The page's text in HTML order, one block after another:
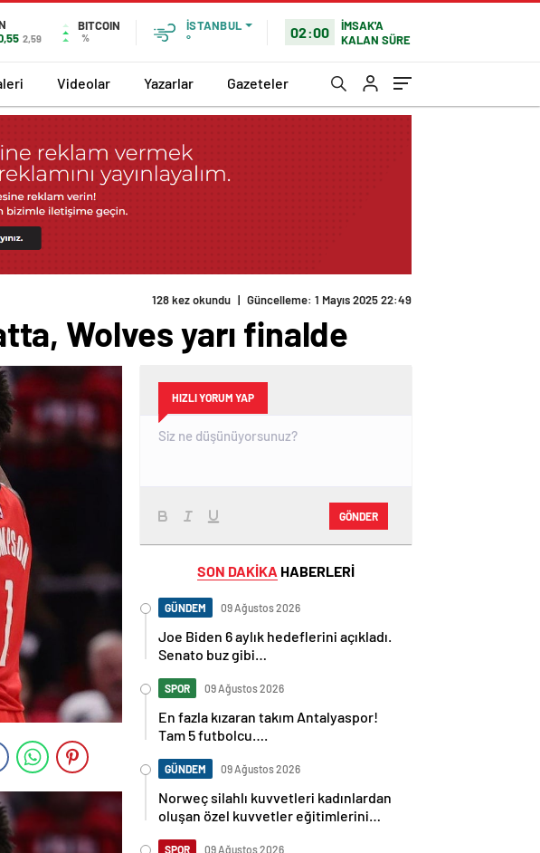
2,59
BITCOIN
%
İSTANBUL
°
02:00
İMSAK'A
KALAN SÜRE
Videolar Yazarlar Gazeteler
128 kez okundu | Güncelleme: 1 Mayıs 2025 22:49
Wolves yarı finalde
HIZLI YORUM YAP
GÖNDER
SON DAKİKA HABERLERİ
GÜNDEM 09 Ağustos 2026
Joe Biden 6 aylık hedeflerini açıkladı.
Senato buz gibi…
SPOR 09 Ağustos 2026
En fazla kızaran takım Antalyaspor!
Tam 5 futbolcu….
GÜNDEM 09 Ağustos 2026
Norweç silahlı kuvvetleri kadınlardan
oluşan özel kuvvetler eğitimlerini
SPOR 09 Ağustos 2026